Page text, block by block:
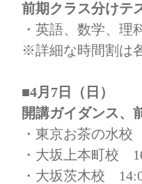
前期クラス分けテ
・英語、数学、理
※詳細な時間割は
■4月7日（日）
開講ガイダンス、
・東京お茶の水
・大坂上本町校
・大坂茨木校